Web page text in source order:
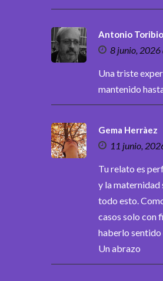
Antonio
8 junio, 2026
Una triste
mantenido
Gema Herràez
11 junio,
Tu relato es
y la maternidad
todo esto.
casos solo con
haberlo
Un abrazo